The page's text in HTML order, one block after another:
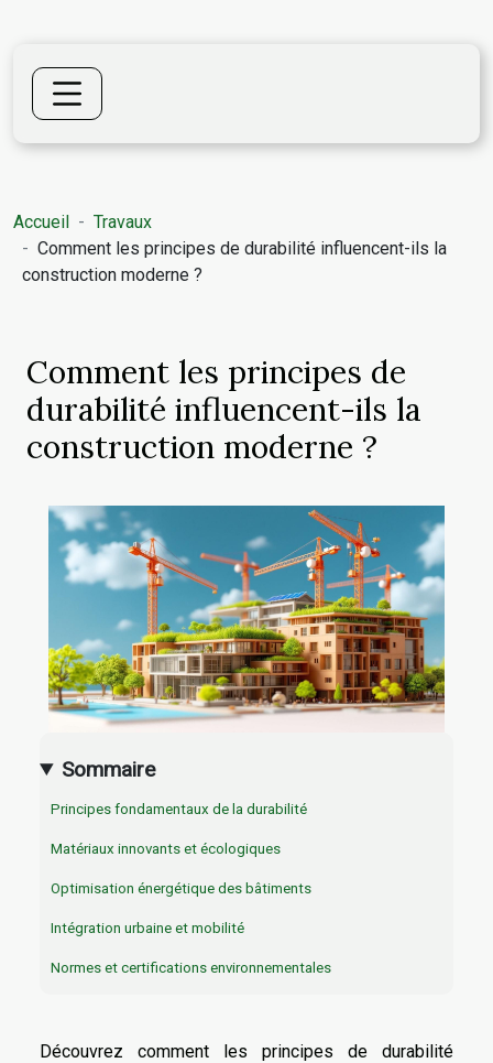
Accueil
Travaux
Comment les principes de durabilité influencent-ils la
construction moderne ?
Comment les principes de
durabilité influencent-ils la
construction moderne ?
Sommaire
Principes fondamentaux de la durabilité
Matériaux innovants et écologiques
Optimisation énergétique des bâtiments
Intégration urbaine et mobilité
Normes et certifications environnementales
Découvrez comment les principes de durabilité